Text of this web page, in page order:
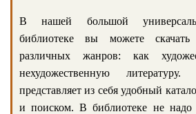
В нашей большой
библиотеке вы можете
различных жанров: как
нехудожественную
представляет из себя удобный
и поиском. В библиотеке не надо